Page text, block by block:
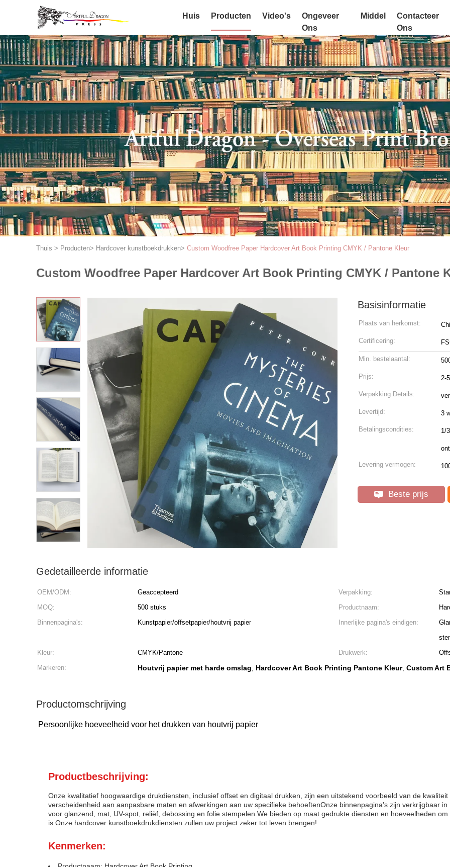
Huis Producten Video's
Ongeveer
Ons
Middel
Contacteer
Ons
Thuis > Producten> Hardcover kunstboekdrukken> Custom Woodfree Paper Hardcover Art Book Printing CMYK / Pantone Kleur
Custom Woodfree Paper Hardcover Art Book Printing CMYK / Pantone
Basisinformatie
Plaats van herkomst:
Certificering:
Min. bestelaantal:
Prijs: 2-
Verpakking Details:
Levertijd: 3
Betalingscondities: 1/
Levering vermogen:
Beste prijs
Gedetailleerde informatie
OEM/ODM: Geaccepteerd Verpakking:
MOQ:
500 stuks Productnaam:
Binnenpagina's:
Kunstpapier/offsetpapier/houtvrij papier Innerlijke pagina's eindigen:
Kleur:
CMYK/Pantone Drukwerk:
Markeren:
Houtvrij papier met harde omslag, Hardcover Art Book Printing Pantone Kleur, Custom Art
Productomschrijving
Persoonlijke hoeveelheid voor het drukken van houtvrij papier
Productbeschrijving:
Onze kwalitatief hoogwaardige drukdiensten, inclusief offset en digitaal drukken, zijn een uitstekend voorbeeld van de
verscheidenheid aan aanpasbare maten en afwerkingen aan uw specifieke behoeftenOnze binnenpagina's zijn verkrijgbaar
voor glanzend, mat, UV-spot, reliëf, debossing en folie stempelen.We bieden op maat gedrukte diensten en hoeveelheden
is.Onze hardcover kunstboekdrukdiensten zullen uw project zeker tot leven brengen!
Kenmerken: